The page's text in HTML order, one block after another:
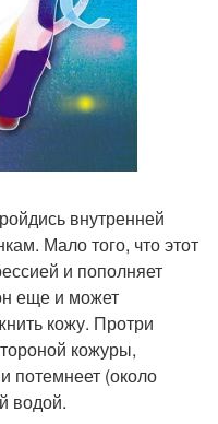
внутренней
Мало того, что этот
и пополняет
еще и может
кожу. Протри
кожуры,
потемнеет (около
водой.